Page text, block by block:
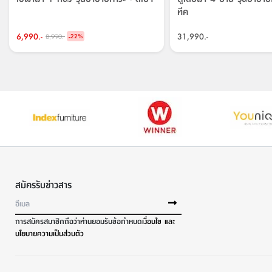
6,990.- 8,990.- -22%
ทีค
31,990.-
สมัครรับข่าวสาร
การสมัครสมาชิกถือว่าท่านยอมรับข้อกำหนดเงื่อนไข และ
นโยบายความเป็นส่วนตัว